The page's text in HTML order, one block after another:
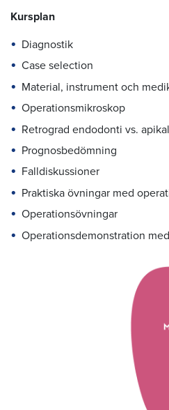
Kursplan
Diagnostik
Case selection
Material, instrument och
Operationsmikroskop
Retrograd endodonti vs.
Prognosbedömning
Falldiskussioner
Praktiska övningar med
Operationsövningar
Operationsdemonstration